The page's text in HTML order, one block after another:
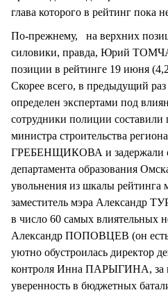
глава которого в рейтинг пока
По-прежнему, на верхних
силовики, правда, Юрий
позиции в рейтинге 19 июня
Скорее всего, в предыдущий
определен экспертами под
сотрудники полиции составили
министра строительства
ГРЕБЕНЩИКОВА и задержали с
департамента образования
увольнения из шкалы рейтинга
заместитель мэра Александр
в число 60 самых влиятельных
Александр ПОПОВЦЕВ (он есть
уютно обустроилась директор
контроля Инна ПАРЫГИНА, за
уверенность в бюджетных